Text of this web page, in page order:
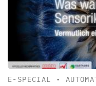
E-SPECIAL •